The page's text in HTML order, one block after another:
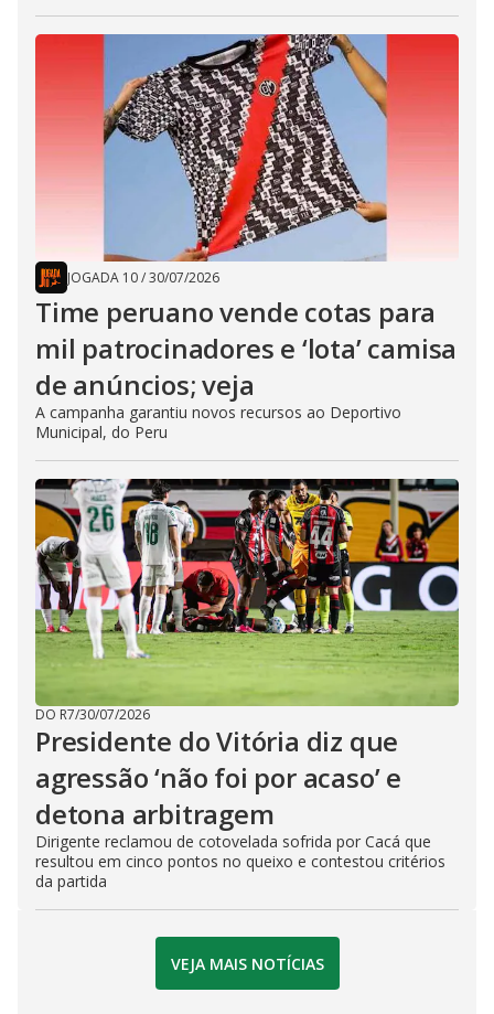
JOGADA 10/30/07/2026
Time peruano vende cotas para
mil patrocinadores e ‘lota’ camisa
de anúncios; veja
A campanha garantiu novos recursos ao Deportivo
Municipal, do Peru
DO R7/30/07/2026
Presidente do Vitória diz que
agressão ‘não foi por acaso’ e
detona arbitragem
Dirigente reclamou de cotovelada sofrida por Cacá que
resultou em cinco pontos no queixo e contestou critérios
da partida
VEJA MAIS NOTÍCIAS